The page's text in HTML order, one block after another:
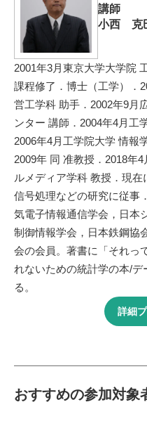
講師
小西 克
2001年3月東京大学大学院
課程修了．博士（工学）．
営工学科 助手．2002年9月
ンター 講師．2004年4月工
2006年4月工学院大学 情報
2009年 同 准教授．2018年
ルメディア学科 教授．現在
信号処理などの研究に従事
気電子情報通信学会，日本
制御情報学会，日本鉄鋼協
会の会員。著書に「それっ
れないための統計学の本/
る。
詳細
おすすめの参加対象